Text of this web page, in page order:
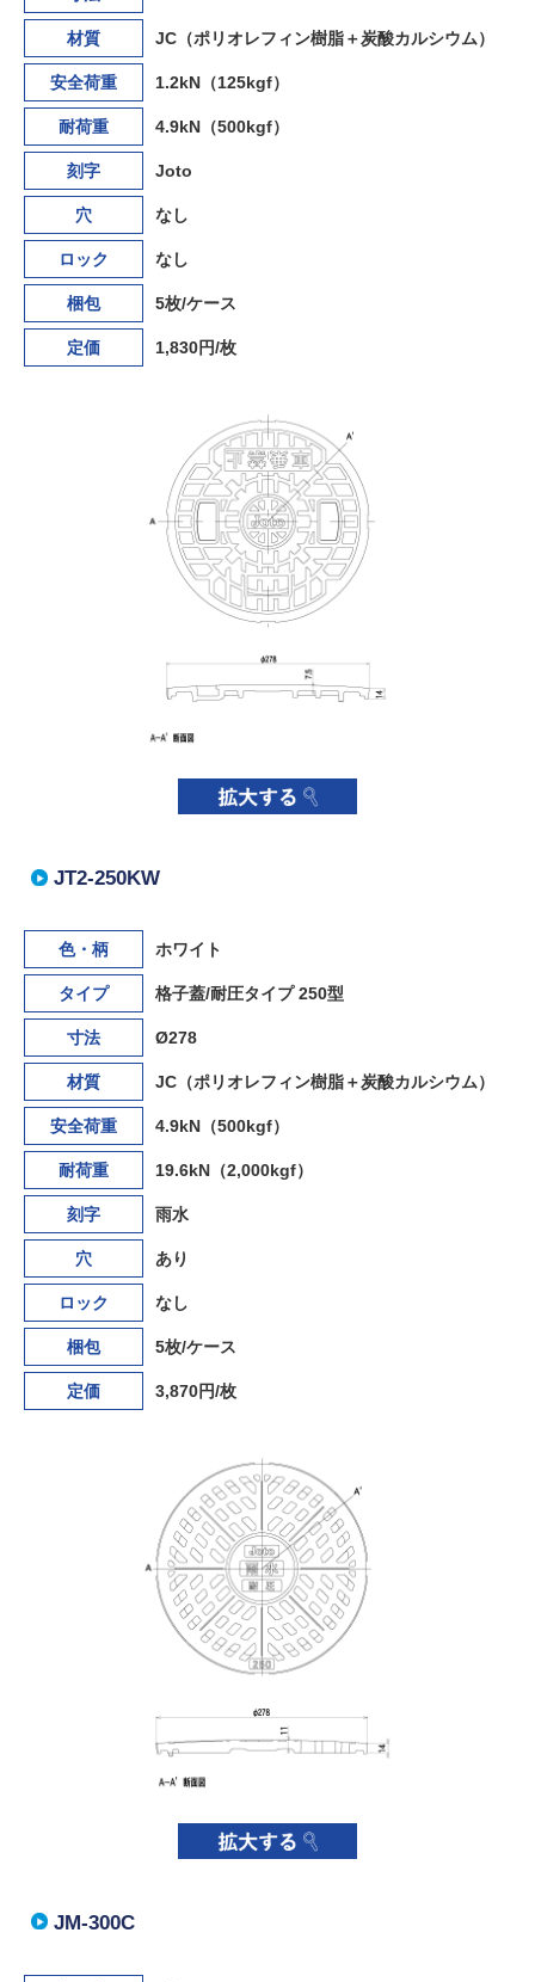
材質 JC（ポリオレフィン樹脂＋炭酸カルシウム）
安全荷重 1.2kN（125kgf）
耐荷重 4.9kN（500kgf）
刻字 Joto
穴 なし
ロック なし
梱包 5枚/ケース
定価 1,830円/枚
JT2-250KW
色・柄 ホワイト
タイプ 格子蓋/耐圧タイプ 250型
寸法 Ø278
材質 JC（ポリオレフィン樹脂＋炭酸カルシウム）
安全荷重 4.9kN（500kgf）
耐荷重 19.6kN（2,000kgf）
刻字 雨水
穴 あり
ロック なし
梱包 5枚/ケース
定価 3,870円/枚
JM-300C